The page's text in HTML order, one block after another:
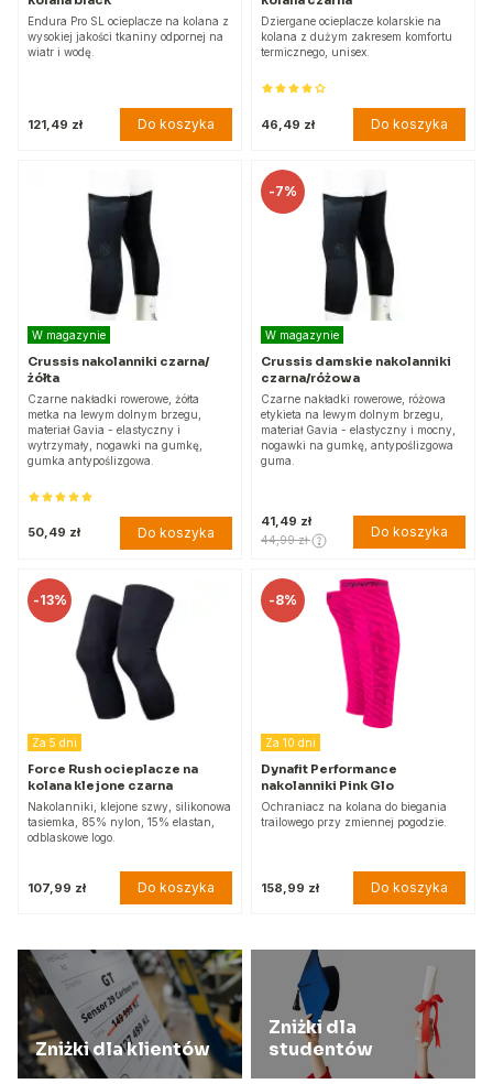
Endura Pro SL ocieplacze na kolana z
wysokiej jakości tkaniny odpornej na
wiatr i wodę.
121,49 zł Do koszyka
Dziergane ocieplacze kolarskie na
kolana z dużym zakresem komfortu
termicznego, unisex.
46,49 zł Do koszyka
W magazynie
Crussis nakolanniki czarna/
żółta
Czarne nakładki rowerowe, żółta
metka na lewym dolnym brzegu,
materiał Gavia - elastyczny i
wytrzymały, nogawki na gumkę,
gumka antypoślizgowa.
50,49 zł Do koszyka
-7%
W magazynie
Crussis damskie nakolanniki
czarna/różowa
Czarne nakładki rowerowe, różowa
etykieta na lewym dolnym brzegu,
materiał Gavia - elastyczny i mocny,
nogawki na gumkę, antypoślizgowa
guma.
41,49 zł
44,99 zł Do koszyka
-13%
Za 5 dni
Force Rush ocieplacze na
kolana klejone czarna
Nakolanniki, klejone szwy, silikonowa
tasiemka, 85% nylon, 15% elastan,
odblaskowe logo.
107,99 zł Do koszyka
-8%
Za 10 dni
Dynafit Performance
nakolanniki Pink Glo
Ochraniacz na kolana do biegania
trailowego przy zmiennej pogodzie.
158,99 zł Do koszyka
Zniżki dla klientów
Zniżki dla
studentów